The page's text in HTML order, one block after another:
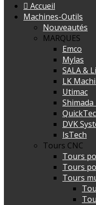
Accueil
Machines-Outils
Nouveautés
MARQUES
Emco
Mylas
SALA &
LK
Utimac
DVK
IsTech
Tours CNC
Tours
Tours
Tours